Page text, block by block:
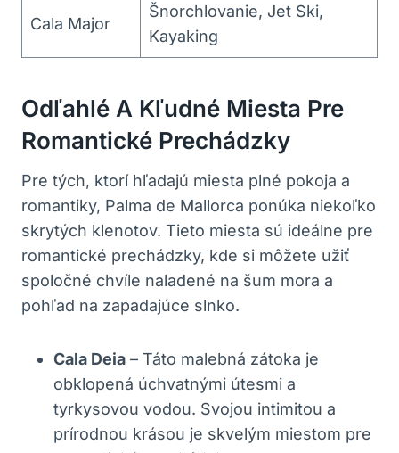
Cala Major
Šnorchlovanie, Jet Ski,
Kayaking
Odľahlé A Kľudné Miesta Pre
Romantické Prechádzky
Pre tých, ktorí hľadajú miesta plné pokoja a
romantiky, Palma de Mallorca ponúka niekoľko
skrytých klenotov. Tieto miesta sú ideálne pre
romantické prechádzky, kde si môžete užiť
spoločné chvíle naladené na šum mora a
pohľad na zapadajúce slnko.
Cala Deia – Táto malebná zátoka je
obklopená úchvatnými útesmi a
tyrkysovou vodou. Svojou intimitou a
prírodnou krásou je skvelým miestom pre